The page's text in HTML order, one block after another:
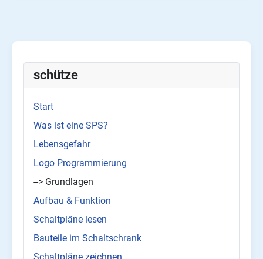
schütze
Start
Was ist eine SPS?
Lebensgefahr
Logo Programmierung
--> Grundlagen
Aufbau & Funktion
Schaltpläne lesen
Bauteile im Schaltschrank